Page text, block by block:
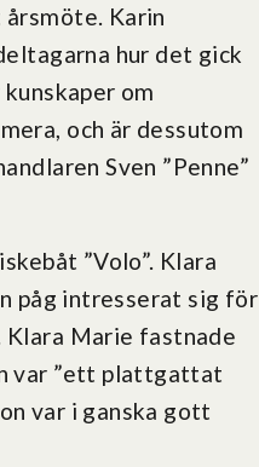
Karin
hur det gick
om
och är dessutom
Sven ”Penne”
”Volo”. Klara
påg intresserat sig för
Klara Marie fastnade
var ”ett plattgattat
var i ganska gott